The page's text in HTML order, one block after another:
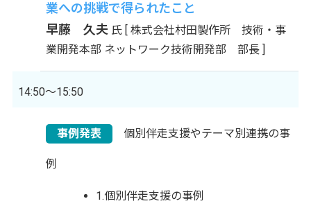
業への挑戦で得られたこと
早藤 久夫 氏 [ 株式会社村田製作所 技術・事
業開発本部 ネットワーク技術開発部 部長 ]
14:50～15:50
事例発表 個別伴走支援やテーマ別連携の事
例
1.個別伴走支援の事例